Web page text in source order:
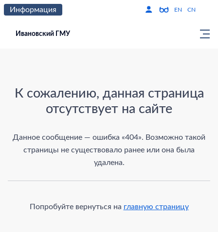
Информация Версия для
EN CN
Ивановский ГМУ
К сожалению, данная страница
отсутствует на сайте
Данное сообщение — ошибка «404». Возможно такой
страницы не существовало ранее или она была
удалена.
Попробуйте вернуться на главную страницу